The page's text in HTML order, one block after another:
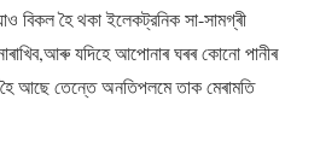
বিকল হৈ থকা ইলেকট্রনিক সা-সামগ্ৰী
যদিহে আপোনাৰ ঘৰৰ কোনো পানীৰ
হৈ আছে তেন্তে অনতিপলমে তাক মেৰামতি